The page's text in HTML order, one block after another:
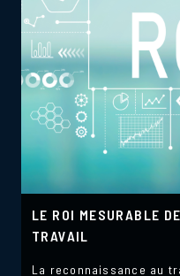
LE ROI MESURABLE
TRAVAIL
La reconnaissance au